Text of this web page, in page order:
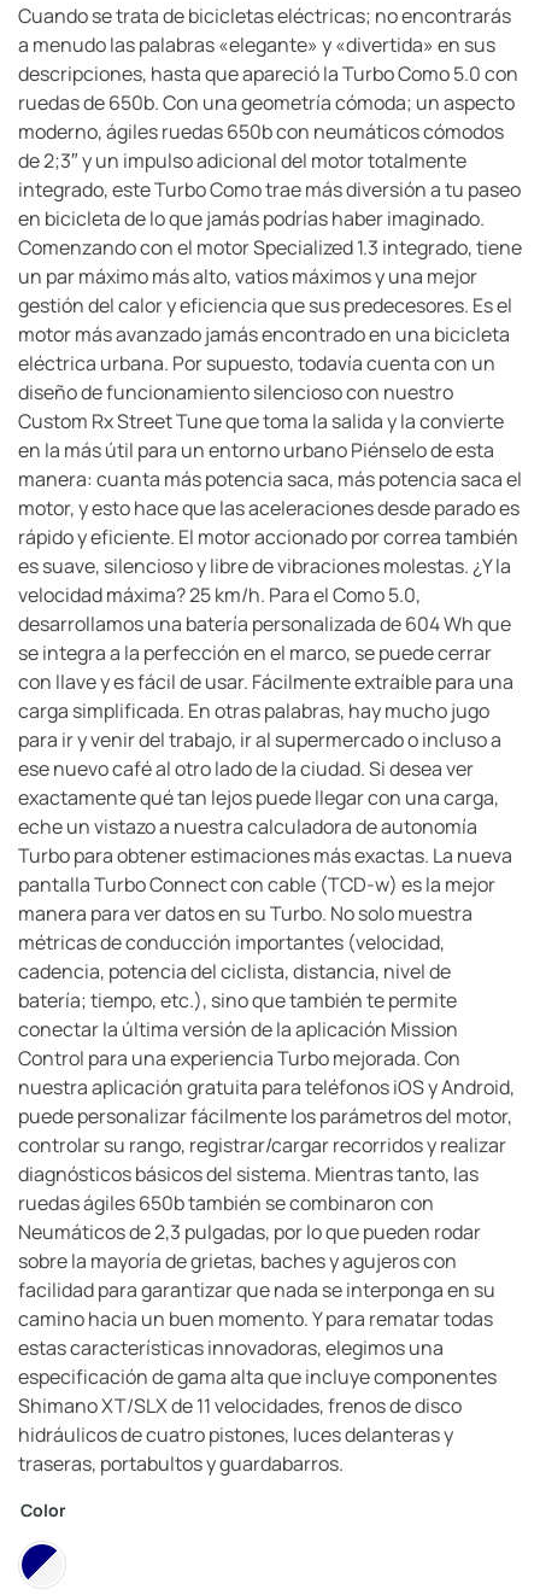
Cuando se trata de bicicletas eléctricas; no encontrarás
a menudo las palabras «elegante» y «divertida» en sus
descripciones, hasta que apareció la Turbo Como 5.0 con
ruedas de 650b. Con una geometría cómoda; un aspecto
moderno, ágiles ruedas 650b con neumáticos cómodos
de 2;3″ y un impulso adicional del motor totalmente
integrado, este Turbo Como trae más diversión a tu paseo
en bicicleta de lo que jamás podrías haber imaginado.
Comenzando con el motor Specialized 1.3 integrado, tiene
un par máximo más alto, vatios máximos y una mejor
gestión del calor y eficiencia que sus predecesores. Es el
motor más avanzado jamás encontrado en una bicicleta
eléctrica urbana. Por supuesto, todavía cuenta con un
diseño de funcionamiento silencioso con nuestro
Custom Rx Street Tune que toma la salida y la convierte
en la más útil para un entorno urbano Piénselo de esta
manera: cuanta más potencia saca, más potencia saca el
motor, y esto hace que las aceleraciones desde parado es
rápido y eficiente. El motor accionado por correa también
es suave, silencioso y libre de vibraciones molestas. ¿Y la
velocidad máxima? 25 km/h. Para el Como 5.0,
desarrollamos una batería personalizada de 604 Wh que
se integra a la perfección en el marco, se puede cerrar
con llave y es fácil de usar. Fácilmente extraíble para una
carga simplificada. En otras palabras, hay mucho jugo
para ir y venir del trabajo, ir al supermercado o incluso a
ese nuevo café al otro lado de la ciudad. Si desea ver
exactamente qué tan lejos puede llegar con una carga,
eche un vistazo a nuestra calculadora de autonomía
Turbo para obtener estimaciones más exactas. La nueva
pantalla Turbo Connect con cable (TCD-w) es la mejor
manera para ver datos en su Turbo. No solo muestra
métricas de conducción importantes (velocidad,
cadencia, potencia del ciclista, distancia, nivel de
batería; tiempo, etc.), sino que también te permite
conectar la última versión de la aplicación Mission
Control para una experiencia Turbo mejorada. Con
nuestra aplicación gratuita para teléfonos iOS y Android,
puede personalizar fácilmente los parámetros del motor,
controlar su rango, registrar/cargar recorridos y realizar
diagnósticos básicos del sistema. Mientras tanto, las
ruedas ágiles 650b también se combinaron con
Neumáticos de 2,3 pulgadas, por lo que pueden rodar
sobre la mayoría de grietas, baches y agujeros con
facilidad para garantizar que nada se interponga en su
camino hacia un buen momento. Y para rematar todas
estas características innovadoras, elegimos una
especificación de gama alta que incluye componentes
Shimano XT/SLX de 11 velocidades, frenos de disco
hidráulicos de cuatro pistones, luces delanteras y
traseras, portabultos y guardabarros.
Color